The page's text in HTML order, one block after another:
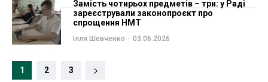
Замість чотирьох предметів – три: у Раді
зареєстрували законопроєкт про
спрощення НМТ
Ілля Шевченко - 03.06.2026
1 2 3